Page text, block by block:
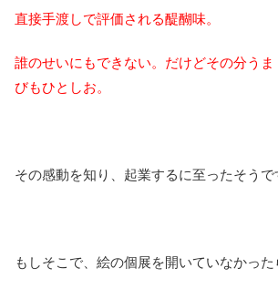
直接手渡しで評価される醍醐味。
誰のせいにもできない。だけどその分う
びもひとしお。
その感動を知り、起業するに至ったそうで
もしそこで、絵の個展を開いていなかった